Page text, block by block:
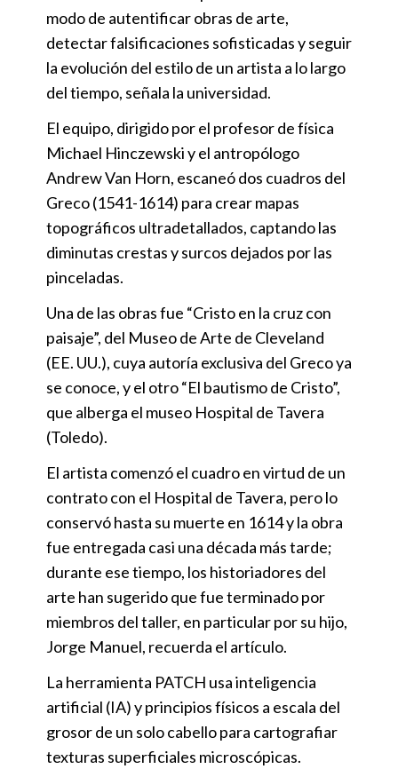
modo de autentificar obras de arte,
detectar falsificaciones sofisticadas y seguir
la evolución del estilo de un artista a lo largo
del tiempo, señala la universidad.
El equipo, dirigido por el profesor de física
Michael Hinczewski y el antropólogo
Andrew Van Horn, escaneó dos cuadros del
Greco (1541-1614) para crear mapas
topográficos ultradetallados, captando las
diminutas crestas y surcos dejados por las
pinceladas.
Una de las obras fue “Cristo en la cruz con
paisaje”, del Museo de Arte de Cleveland
(EE. UU.), cuya autoría exclusiva del Greco ya
se conoce, y el otro “El bautismo de Cristo”,
que alberga el museo Hospital de Tavera
(Toledo).
El artista comenzó el cuadro en virtud de un
contrato con el Hospital de Tavera, pero lo
conservó hasta su muerte en 1614 y la obra
fue entregada casi una década más tarde;
durante ese tiempo, los historiadores del
arte han sugerido que fue terminado por
miembros del taller, en particular por su hijo,
Jorge Manuel, recuerda el artículo.
La herramienta PATCH usa inteligencia
artificial (IA) y principios físicos a escala del
grosor de un solo cabello para cartografiar
texturas superficiales microscópicas.